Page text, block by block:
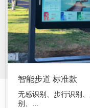
智能步道 标准款
无感识别、步行识别
别、...